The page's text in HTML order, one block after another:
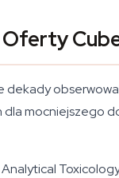
mocniejszego